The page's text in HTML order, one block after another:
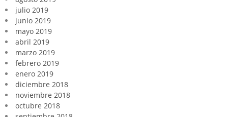
julio 2019
junio 2019
mayo 2019
abril 2019
marzo 2019
febrero 2019
enero 2019
diciembre 2018
noviembre 2018
octubre 2018